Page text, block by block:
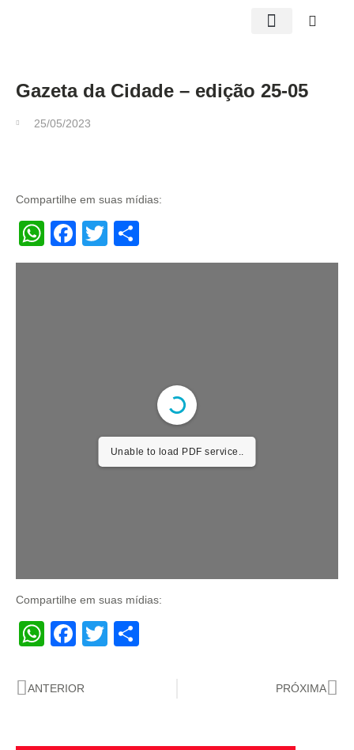
Gazeta da Cidade – edição 25-05
25/05/2023
Compartilhe em suas mídias:
WhatsApp
Facebook
Twitter
Unable to load PDF service..
Compartilhe em suas mídias:
WhatsApp
Facebook
Twitter
ANTERIOR PRÓXIMA